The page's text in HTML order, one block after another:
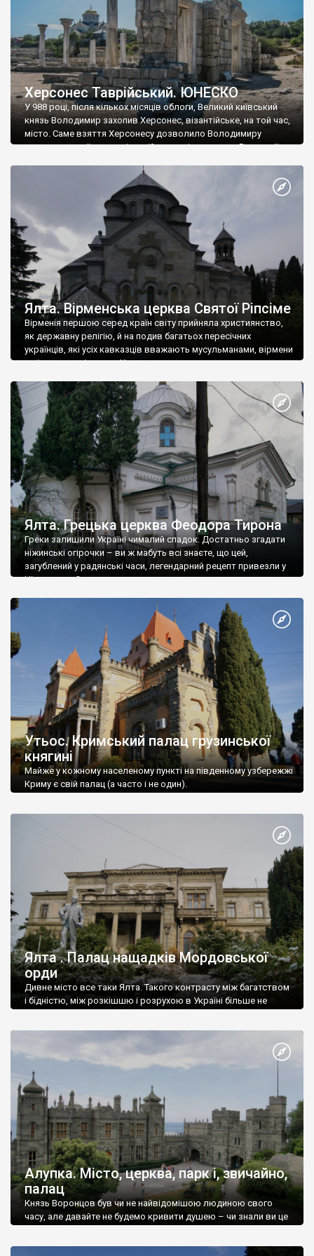
Херсонес Таврійський. ЮНЕСКО
У 988 році, після кількох місяців облоги, Великий київський
князь Володимир захопив Херсонес, візантійське, на той час,
місто. Саме взяття Херсонесу дозволило Володимиру
диктувати свої умови візантійському імператору Василю ІІ, та
Херсонесі Володимир-язичник, став Василем-християнином.
А потім було Хрещення Русі. На честь Херсонесу Таврійського
Ялта. Вірменська церква Святої Ріпсіме
Вірменія першою серед країн світу прийняла християнство,
як державну релігію, й на подив багатьох пересічних
українців, які усіх кавказців вважають мусульманами, вірмени
є відданими вірянами Христа
Ялта. Грецька церква Феодора Тирона
Греки залишили Україні чималий спадок. Достатньо згадати
ніжинські огірочки – ви ж мабуть всі знаєте, що цей,
загублений у радянські часи, легендарний рецепт привезли у
Ніжин греки?
Утьос. Кримський палац грузинської
княгині
Майже у кожному населеному пункті на південному узбережжі
Криму є свій палац (а часто і не один).
Ялта . Палац нащадків Мордовської
орди
Дивне місто все таки Ялта. Такого контрасту між багатством
і бідністю, між розкішшю і розрухою в Україні більше не
Алупка. Місто, церква, парк і, звичайно,
палац
Князь Воронцов був чи не найвідомішою людиною свого
часу, але давайте не будемо кривити душею – чи знали ви це